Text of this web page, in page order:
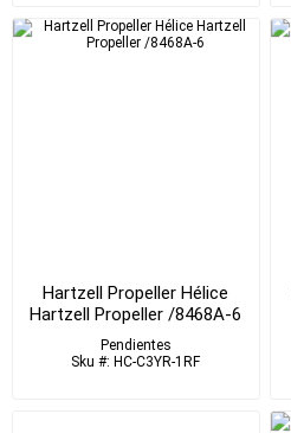
Hartzell Propeller Hélice
Hartzell Propeller /8468A-6
Pendientes
Sku #: HC-C3YR-1RF